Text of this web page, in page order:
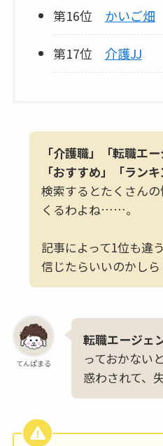
第16位 かいご畑
第17位 介護JJ
「介護職」「転職エー
「おすすめ」「ランキ
検索するとたくさん
くるわよね……。
記事によって1位も違
信じたらいいのかしら
てんぱまる
転職エージェ
っておかない
惑わされて、